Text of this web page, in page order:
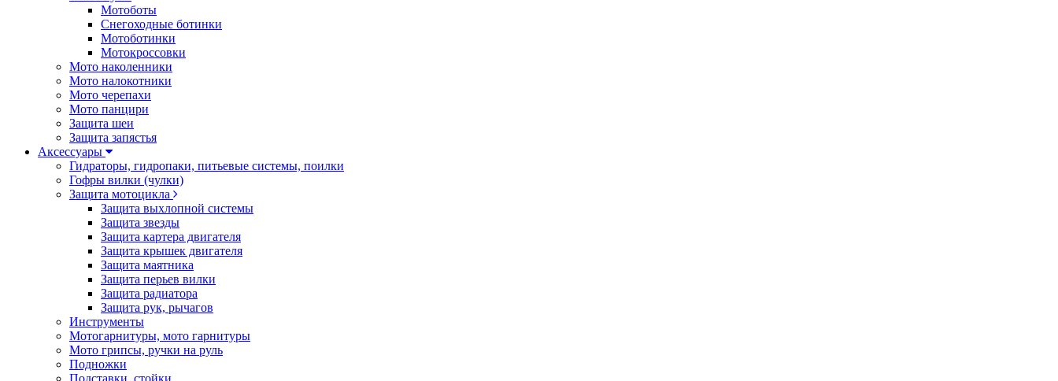
Мотоботы
Снегоходные ботинки
Мотоботинки
Мотокроссовки
Мото наколенники
Мото налокотники
Мото черепахи
Мото панцири
Защита шеи
Защита запястья
Аксессуары
Гидраторы, гидропаки, питьевые системы, поилки
Гофры вилки (чулки)
Защита мотоцикла
Защита выхлопной системы
Защита звезды
Защита картера двигателя
Защита крышек двигателя
Защита маятника
Защита перьев вилки
Защита радиатора
Защита рук, рычагов
Инструменты
Мотогарнитуры, мото гарнитуры
Мото грипсы, ручки на руль
Подножки
Подставки, стойки